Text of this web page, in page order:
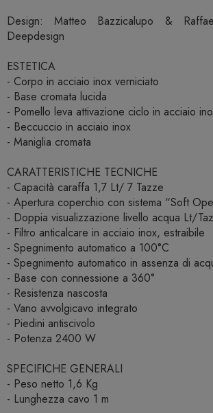
Design: Matteo Bazzicalupo &
Deepdesign
ESTETICA
- Corpo in acciaio inox verniciato
- Base cromata lucida
- Pomello leva attivazione ciclo in acciaio
- Beccuccio in acciaio inox
- Maniglia cromata
CARATTERISTICHE TECNICHE
- Capacità caraffa 1,7 Lt/ 7 Tazze
- Apertura coperchio con sistema “Soft
- Doppia visualizzazione livello acqua Lt/
- Filtro anticalcare in acciaio inox, estraibile
- Spegnimento automatico a 100°C
- Spegnimento automatico in assenza di
- Base con connessione a 360°
- Resistenza nascosta
- Vano avvolgicavo integrato
- Piedini antiscivolo
- Potenza 2400 W
SPECIFICHE GENERALI
- Peso netto 1,6 Kg
- Lunghezza cavo 1 m